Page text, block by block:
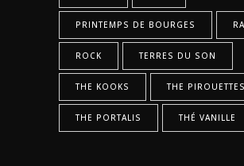
PRINTEMPS DE BOURGES
ROCK TERRES DU SON
THE KOOKS THE PIROUETTES
THE PORTALIS THÉ VANILLE